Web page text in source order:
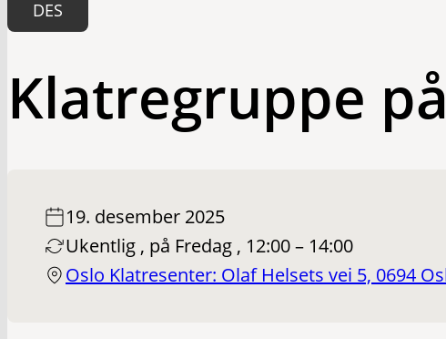
DES
Klatregruppe
19. desember 2025
Ukentlig , på Fredag , 12:00 – 14:00
Oslo Klatresenter: Olaf Helsets vei 5, 0694